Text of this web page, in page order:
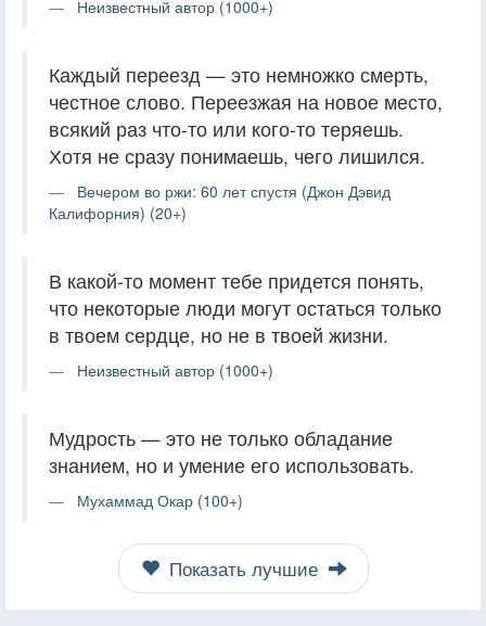
Неизвестный автор (1000+)
Каждый переезд — это немножко смерть,
честное слово. Переезжая на новое место,
всякий раз что-то или кого-то теряешь.
Хотя не сразу понимаешь, чего лишился.
Вечером во ржи: 60 лет спустя (Джон Дэвид
Калифорния) (20+)
В какой-то момент тебе придется понять,
что некоторые люди могут остаться только
в твоем сердце, но не в твоей жизни.
Неизвестный автор (1000+)
Мудрость — это не только обладание
знанием, но и умение его использовать.
Мухаммад Окар (100+)
Показать лучшие